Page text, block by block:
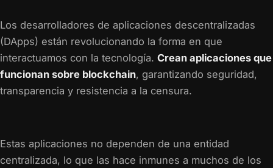
Los desarrolladores de aplicaciones descentralizadas
(DApps) están revolucionando la forma en que
interactuamos con la tecnología. Crean aplicaciones que
funcionan sobre blockchain, garantizando seguridad,
transparencia y resistencia a la censura.
Estas aplicaciones no dependen de una entidad
centralizada, lo que las hace inmunes a muchos de los